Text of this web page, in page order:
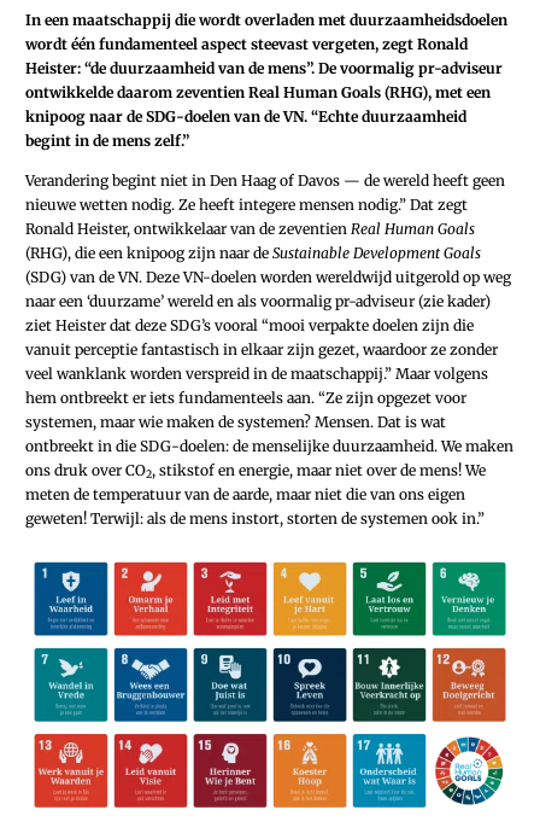
In een maatschappij die wordt overladen met duurzaamheidsdoelen
wordt één fundamenteel aspect steevast vergeten, zegt Ronald
Heister: “de duurzaamheid van de mens”. De voormalig pr-adviseur
ontwikkelde daarom zeventien Real Human Goals (RHG), met een
knipoog naar de SDG-doelen van de VN. “Echte duurzaamheid
begint in de mens zelf.”
Verandering begint niet in Den Haag of Davos — de wereld heeft geen
nieuwe wetten nodig. Ze heeft integere mensen nodig.” Dat zegt
Ronald Heister, ontwikkelaar van de zeventien Real Human Goals
(RHG), die een knipoog zijn naar de Sustainable Development Goals
(SDG) van de VN. Deze VN-doelen worden wereldwijd uitgerold op weg
naar een ‘duurzame’ wereld en als voormalig pr-adviseur (zie kader)
ziet Heister dat deze SDG’s vooral “mooi verpakte doelen zijn die
vanuit perceptie fantastisch in elkaar zijn gezet, waardoor ze zonder
veel wanklank worden verspreid in de maatschappij.” Maar volgens
hem ontbreekt er iets fundamenteels aan. “Ze zijn opgezet voor
systemen, maar wie maken de systemen? Mensen. Dat is wat
ontbreekt in die SDG-doelen: de menselijke duurzaamheid. We maken
ons druk over CO2, stikstof en energie, maar niet over de mens! We
meten de temperatuur van de aarde, maar niet die van ons eigen
geweten! Terwijl: als de mens instort, storten de systemen ook in.”